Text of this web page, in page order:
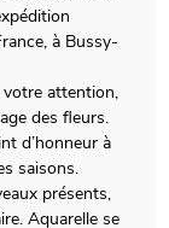
à Bussy-
attention,
des fleurs.
d’honneur à
saisons.
présents,
Aquarelle se